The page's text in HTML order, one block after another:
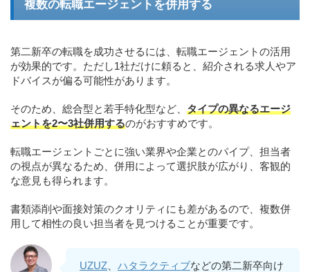
複数の転職エージェントを併用する
第二新卒の転職を成功させるには、転職エージェントの活用
が効果的です。ただし1社だけに頼ると、紹介される求人やア
ドバイスが偏る可能性があります。
そのため、総合型と若手特化型など、 タイプの異なるエージ
ェントを2〜3社併用するのがおすすめです。
転職エージェントごとに強い業界や企業とのパイプ、担当者
の視点が異なるため、併用によって選択肢が広がり、客観的
な意見も得られます。
書類添削や面接対策のクオリティにも差があるので、複数併
用して相性の良い担当者を見つけることが重要です。
UZUZ ハタラクティブなどの第二新卒向け